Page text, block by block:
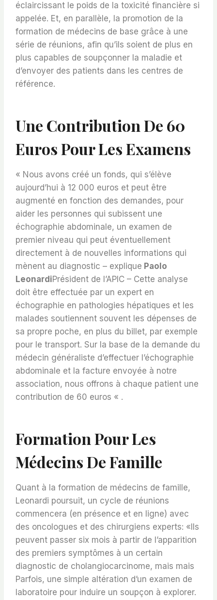
éclaircissant le poids de la toxicité financière si
appelée. Et, en parallèle, la promotion de la
formation de médecins de base grâce à une
série de réunions, afin qu’ils soient de plus en
plus capables de soupçonner la maladie et
d’envoyer des patients dans les centres de
référence.
Une Contribution De 60
Euros Pour Les Examens
« Nous avons créé un fonds, qui s’élève
aujourd’hui à 12 000 euros et peut être
augmenté en fonction des demandes, pour
aider les personnes qui subissent une
échographie abdominale, un examen de
premier niveau qui peut éventuellement
directement à de nouvelles informations qui
mènent au diagnostic – explique Paolo
LeonardiPrésident de l’APIC – Cette analyse
doit être effectuée par un expert en
échographie en pathologies hépatiques et les
malades soutiennent souvent les dépenses de
sa propre poche, en plus du billet, par exemple
pour le transport. Sur la base de la demande du
médecin généraliste d’effectuer l’échographie
abdominale et la facture envoyée à notre
association, nous offrons à chaque patient une
contribution de 60 euros « .
Formation Pour Les
Médecins De Famille
Quant à la formation de médecins de famille,
Leonardi poursuit, un cycle de réunions
commencera (en présence et en ligne) avec
des oncologues et des chirurgiens experts: «Ils
peuvent passer six mois à partir de l’apparition
des premiers symptômes à un certain
diagnostic de cholangiocarcinome, mais mais
Parfois, une simple altération d’un examen de
laboratoire pour induire un soupçon à explorer.